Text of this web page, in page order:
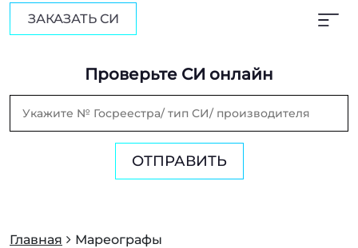
ЗАКАЗАТЬ СИ
Проверьте СИ онлайн
ОТПРАВИТЬ
Главная Мареографы